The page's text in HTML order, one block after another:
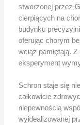
stworzonej przez
cierpiących na
budynku
oferując chorym
wciąż pamiętają.
eksperyment
Schron staje się
całkowicie
niepewnością
wyidealizowanej